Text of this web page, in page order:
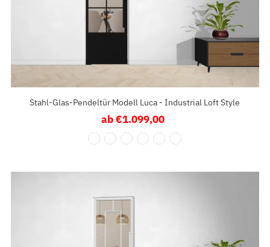
Stahl-Glas-Pendeltür Modell Luca - Industrial Loft Style
Regulärer
Preis
ab €1.099,00